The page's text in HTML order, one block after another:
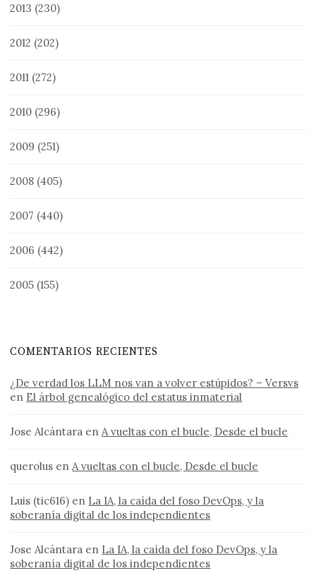
2013 (230)
2012 (202)
2011 (272)
2010 (296)
2009 (251)
2008 (405)
2007 (440)
2006 (442)
2005 (155)
COMENTARIOS RECIENTES
¿De verdad los LLM nos van a volver estúpidos? – Versvs
en El árbol genealógico del estatus inmaterial
Jose Alcántara enA vueltas con el bucle, Desde el bucle
querolus enA vueltas con el bucle, Desde el bucle
Luis (tic616) en La IA, la caída del foso DevOps, y la
soberanía digital de los independientes
Jose Alcántara en La IA, la caída del foso DevOps, y la
soberanía digital de los independientes